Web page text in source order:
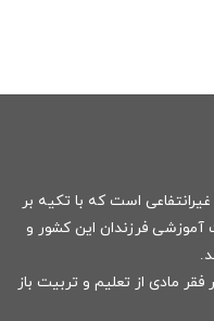
است که با تکیه بر
آموزشی فرزندان این کشور و
مادی از تعلیم و تربیت باز